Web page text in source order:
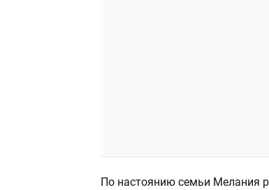
По настоянию семьи Мелания